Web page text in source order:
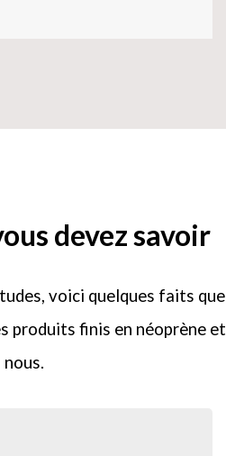
devez savoir
voici quelques faits que
produits finis en néoprène et
nous.